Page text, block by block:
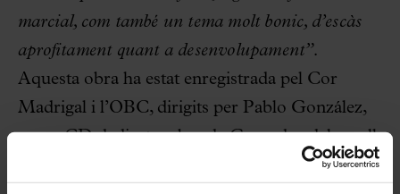
marcial, com també un tema molt bonic, d’escàs
aprofitament quant a desenvolupament”.
Aquesta obra ha estat enregistrada pel Cor
Madrigal i l’OBC, dirigits per Pablo González,
en un CD dedicat a obra de Granados del segell